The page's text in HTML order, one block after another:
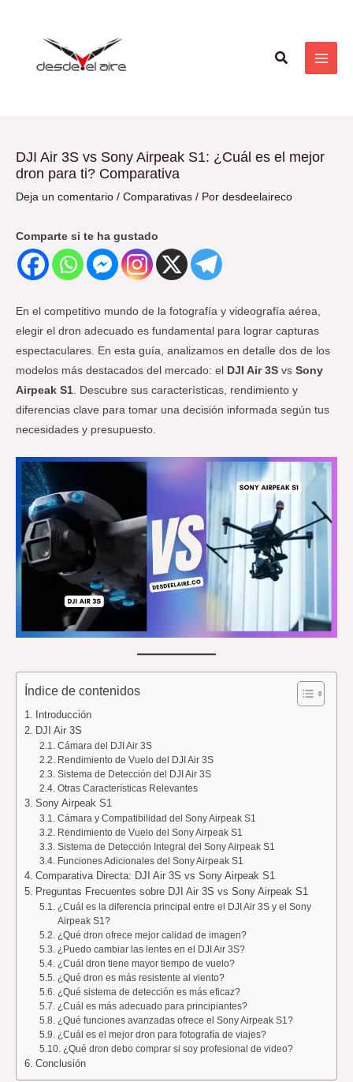
Buscar
DJI Air 3S vs Sony Airpeak S1: ¿Cuál es el mejor
dron para ti? Comparativa
Deja un comentario / Comparativas / Por desdeelaireco
Comparte si te ha gustado
En el competitivo mundo de la fotografía y videografía aérea,
elegir el dron adecuado es fundamental para lograr capturas
espectaculares. En esta guía, analizamos en detalle dos de los
modelos más destacados del mercado: el DJI Air 3S vs Sony
Airpeak S1 . Descubre sus características, rendimiento y
diferencias clave para tomar una decisión informada según tus
necesidades y presupuesto.
Índice de contenidos
Introducción
DJI Air 3S
Cámara del DJI Air 3S
Rendimiento de Vuelo del DJI Air 3S
Sistema de Detección del DJI Air 3S
Otras Características Relevantes
Sony Airpeak S1
Cámara y Compatibilidad del Sony Airpeak S1
Rendimiento de Vuelo del Sony Airpeak S1
Sistema de Detección Integral del Sony Airpeak S1
Funciones Adicionales del Sony Airpeak S1
Comparativa Directa: DJI Air 3S vs Sony Airpeak S1
Preguntas Frecuentes sobre DJI Air 3S vs Sony Airpeak S1
¿Cuál es la diferencia principal entre el DJI Air 3S y el Sony
Airpeak S1?
¿Qué dron ofrece mejor calidad de imagen?
¿Puedo cambiar las lentes en el DJI Air 3S?
¿Cuál dron tiene mayor tiempo de vuelo?
¿Qué dron es más resistente al viento?
¿Qué sistema de detección es más eficaz?
¿Cuál es más adecuado para principiantes?
¿Qué funciones avanzadas ofrece el Sony Airpeak S1?
¿Cuál es el mejor dron para fotografía de viajes?
¿Qué dron debo comprar si soy profesional de video?
Conclusión
entradas